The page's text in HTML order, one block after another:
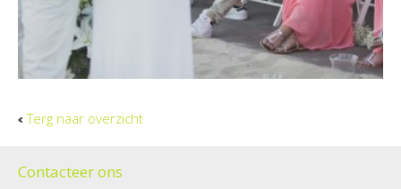
Terg naar overzicht
Contacteer ons